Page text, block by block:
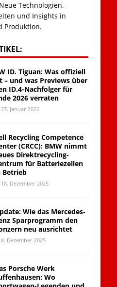
Technologien,
und Insights in
Produktion.
ID. Tiguan: Was offiziell
– und was Previews über
ID.4-Nachfolger für
2026 verraten
27. Januar 2026
Recycling Competence
(CRCC): BMW nimmt
Direktrecycling-
für Batteriezellen
Betrieb
18. Dezember 2025
Wie das Mercedes-
Sparprogramm den
neu ausrichtet
8. Dezember 2025
Porsche Werk
Wo